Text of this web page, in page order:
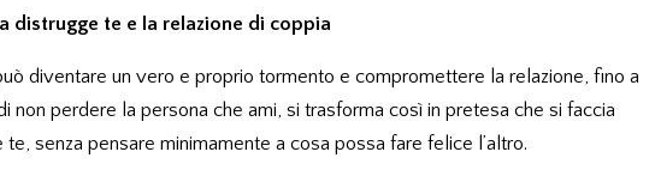
distrugge te e la relazione di coppia
diventare un vero e proprio tormento e compromettere la relazione, fino a
non perdere la persona che ami, si trasforma così in pretesa che si faccia
senza pensare minimamente a cosa possa fare felice l’altro.